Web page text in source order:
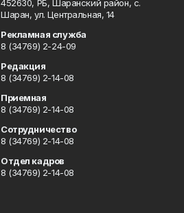
452630, РБ, Шаранский район, с.
Шаран, ул. Центральная, 14
Рекламная служба
8 (34769) 2-24-09
Редакция
8 (34769) 2-14-08
Приемная
8 (34769) 2-14-08
Сотрудничество
8 (34769) 2-14-08
Отдел кадров
8 (34769) 2-14-08